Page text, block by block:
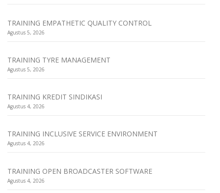
TRAINING EMPATHETIC QUALITY CONTROL
Agustus 5, 2026
TRAINING TYRE MANAGEMENT
Agustus 5, 2026
TRAINING KREDIT SINDIKASI
Agustus 4, 2026
TRAINING INCLUSIVE SERVICE ENVIRONMENT
Agustus 4, 2026
TRAINING OPEN BROADCASTER SOFTWARE
Agustus 4, 2026